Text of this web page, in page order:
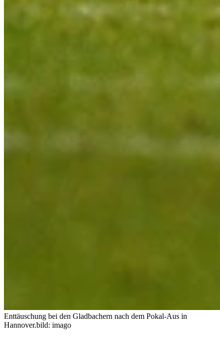
Enttäuschung bei den Gladbachern nach dem Pokal-Aus in
Hannover.bild: imago